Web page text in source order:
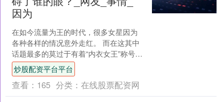
因为
在如今流量为王的时代，很多女星因为
各种各样的情况意外走红。 而在这其中
话题最多的莫过于有着“内衣女王”称号的
虞书欣。 而这一次虞书欣再次因为穿搭
问题被网友们骂上....
炒股配资平台平台
查看： 165 分类： 在线股票配资网